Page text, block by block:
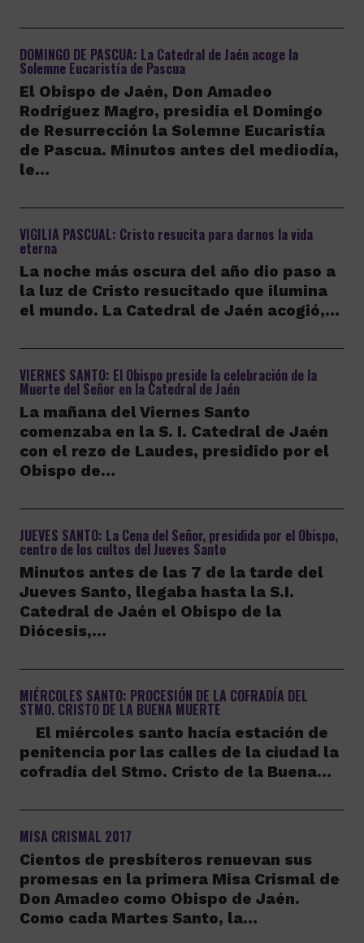
DOMINGO DE PASCUA: La Catedral de Jaén acoge la
Solemne Eucaristía de Pascua
El Obispo de Jaén, Don Amadeo
Rodríguez Magro, presidía el Domingo
de Resurrección la Solemne Eucaristía
de Pascua. Minutos antes del mediodía,
le…
VIGILIA PASCUAL: Cristo resucita para darnos la vida
eterna
La noche más oscura del año dio paso a
la luz de Cristo resucitado que ilumina
el mundo. La Catedral de Jaén acogió,…
VIERNES SANTO: El Obispo preside la celebración de la
Muerte del Señor en la Catedral de Jaén
La mañana del Viernes Santo
comenzaba en la S. I. Catedral de Jaén
con el rezo de Laudes, presidido por el
Obispo de…
JUEVES SANTO: La Cena del Señor, presidida por el Obispo,
centro de los cultos del Jueves Santo
Minutos antes de las 7 de la tarde del
Jueves Santo, llegaba hasta la S.I.
Catedral de Jaén el Obispo de la
Diócesis,…
MIÉRCOLES SANTO: PROCESIÓN DE LA COFRADÍA DEL
STMO. CRISTO DE LA BUENA MUERTE
El miércoles santo hacía estación de
penitencia por las calles de la ciudad la
cofradía del Stmo. Cristo de la Buena…
MISA CRISMAL 2017
Cientos de presbíteros renuevan sus
promesas en la primera Misa Crismal de
Don Amadeo como Obispo de Jaén.
Como cada Martes Santo, la…